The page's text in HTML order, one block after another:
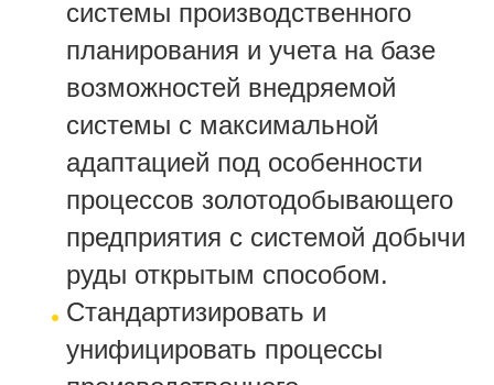
системы производственного
планирования и учета на базе
возможностей внедряемой
системы с максимальной
адаптацией под особенности
процессов золотодобывающего
предприятия с системой добычи
руды открытым способом.
Стандартизировать и
унифицировать процессы